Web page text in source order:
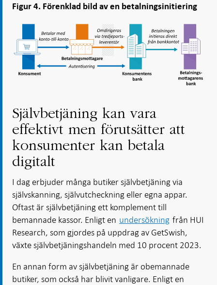
Figur 4. Förenklad bild av en betalningsinitiering
Självbetjäning kan vara
effektivt men förutsätter att
konsumenter kan betala
digitalt
I dag erbjuder många butiker självbetjäning via
självskanning, självutcheckning eller egna appar.
Oftast är självbetjäning ett komplement till
bemannade kassor. Enligt en undersökning från HUI
Research, som gjordes på uppdrag av GetSwish,
växte självbetjäningshandeln med 10 procent 2023.
En annan form av självbetjäning är obemannade
butiker, som också har blivit vanligare. Enligt en